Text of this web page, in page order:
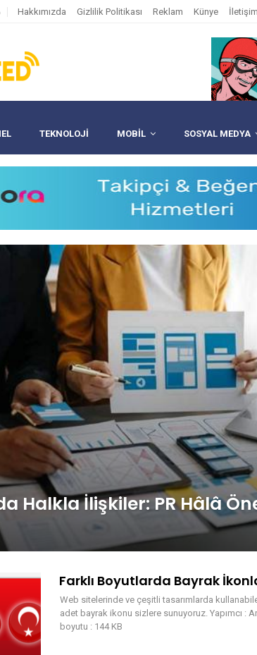
Hakkımızda Gizlilik Politikası Reklam Künye İletişim
TEKNOLOJİ MOBIL SOSYAL MEDYA
Halkla İlişkiler: PR Hâlâ
Farklı Boyutlarda Bayrak
Web sitelerinde ve çeşitli tasarımlarda
adet bayrak ikonu sizlere sunuyoruz. Yapımcı :
boyutu : 144 KB